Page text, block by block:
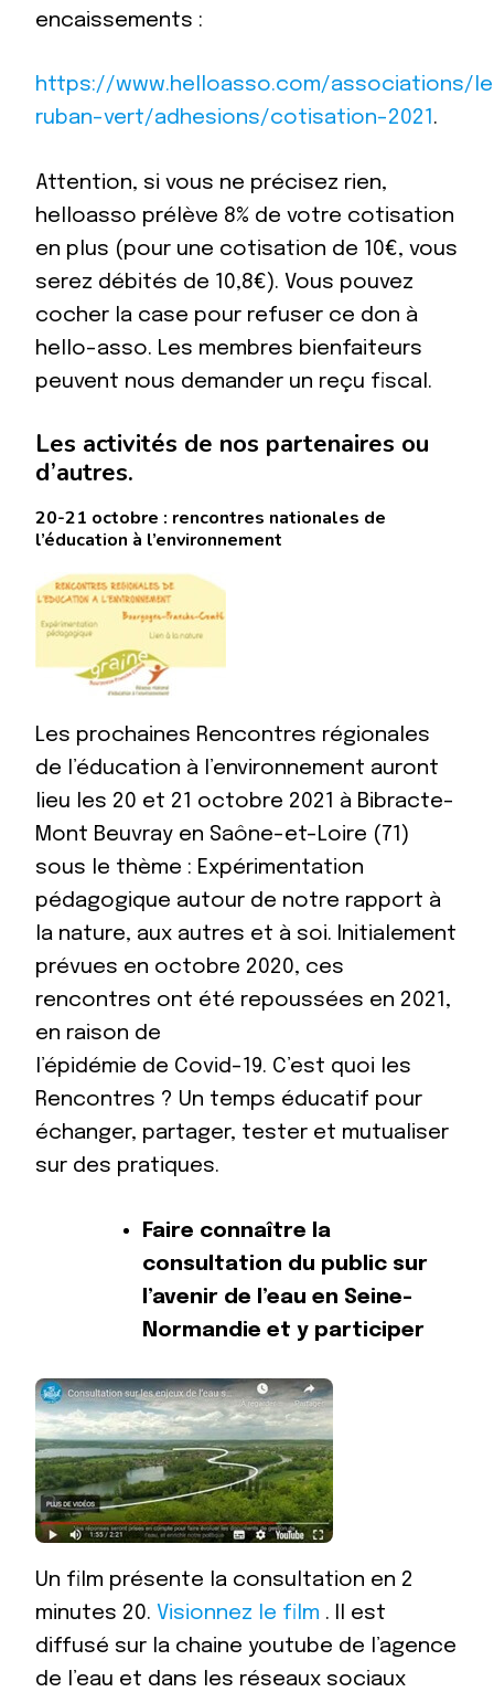
encaissements :
https://www.helloasso.com/associations/
ruban-vert/adhesions/cotisation-2021 .
Attention, si vous ne précisez rien,
helloasso prélève 8% de votre cotisation
en plus (pour une cotisation de 10€, vous
serez débités de 10,8€). Vous pouvez
cocher la case pour refuser ce don à
hello-asso. Les membres bienfaiteurs
peuvent nous demander un reçu fiscal.
Les activités de nos partenaires ou
d’autres.
20-21 octobre : rencontres nationales de
l’éducation à l’environnement
Les prochaines Rencontres régionales
de l’éducation à l’environnement auront
lieu les 20 et 21 octobre 2021 à Bibracte-
Mont Beuvray en Saône-et-Loire (71)
sous le thème : Expérimentation
pédagogique autour de notre rapport à
la nature, aux autres et à soi. Initialement
prévues en octobre 2020, ces
rencontres ont été repoussées en 2021,
en raison de
l’épidémie de Covid-19. C’est quoi les
Rencontres ? Un temps éducatif pour
échanger, partager, tester et mutualiser
sur des pratiques.
Faire connaître la
consultation du public sur
l’avenir de l’eau en Seine-
Normandie et y participer
Un film présente la consultation en 2
minutes 20. Visionnez le film . Il est
diffusé sur la chaine youtube de l’agence
de l’eau et dans les réseaux sociaux